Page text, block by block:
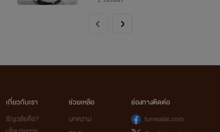
เกี่ยวกับเรา
ธัญวลัยคือ?
ช่วยเหลือ
บทความ
ช่องทางติดต่อ
tunwalai.com